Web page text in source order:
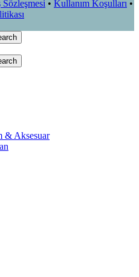
Sözleşmesi • Kullanım Koşulları •
& Aksesuar